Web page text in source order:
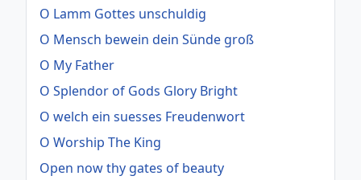
O Lamm Gottes unschuldig
O Mensch bewein dein Sünde groß
O My Father
O Splendor of Gods Glory Bright
O welch ein suesses Freudenwort
O Worship The King
Open now thy gates of beauty